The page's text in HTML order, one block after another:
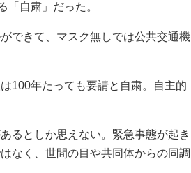
「自粛」だった。
できて、マスク無しでは公共交通機
100年たっても要請と自粛。自主的
るとしか思えない。緊急事態が起き
なく、世間の目や共同体からの同調